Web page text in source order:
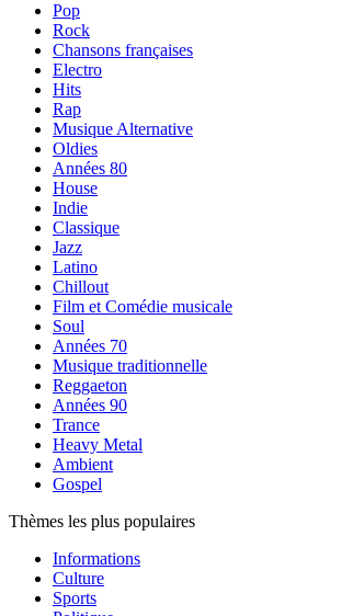
Pop
Rock
Chansons françaises
Electro
Hits
Rap
Musique Alternative
Oldies
Années 80
House
Indie
Classique
Jazz
Latino
Chillout
Film et Comédie musicale
Soul
Années 70
Musique traditionnelle
Reggaeton
Années 90
Trance
Heavy Metal
Ambient
Gospel
Thèmes les plus populaires
Informations
Culture
Sports